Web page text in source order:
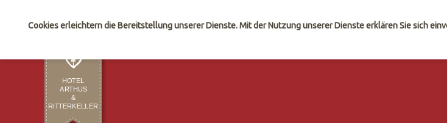
Cookies erleichtern die Bereitstellung unserer Dienste. Mit der Nutzung unserer Dienste erklären Sie sich